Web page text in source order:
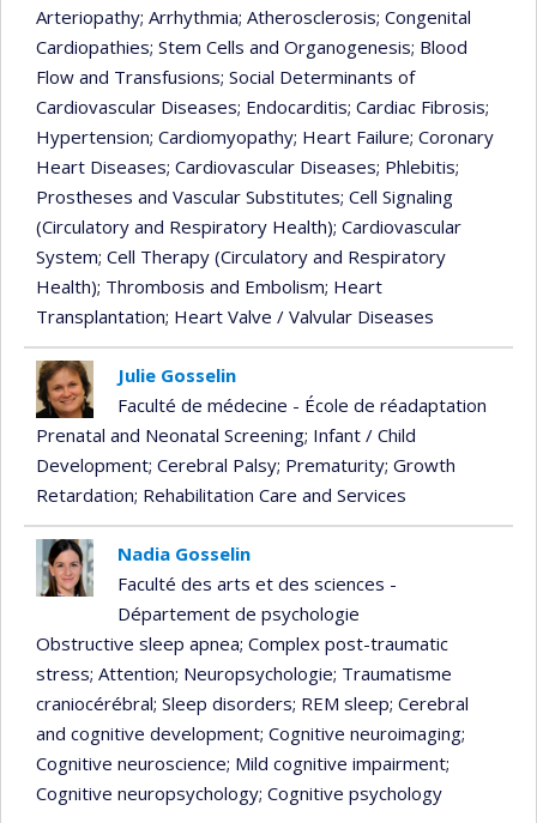
Arteriopathy; Arrhythmia; Atherosclerosis; Congenital
Cardiopathies; Stem Cells and Organogenesis; Blood
Flow and Transfusions; Social Determinants of
Cardiovascular Diseases; Endocarditis; Cardiac Fibrosis;
Hypertension; Cardiomyopathy; Heart Failure; Coronary
Heart Diseases; Cardiovascular Diseases; Phlebitis;
Prostheses and Vascular Substitutes; Cell Signaling
(Circulatory and Respiratory Health); Cardiovascular
System; Cell Therapy (Circulatory and Respiratory
Health); Thrombosis and Embolism; Heart
Transplantation; Heart Valve / Valvular Diseases
Julie Gosselin
Faculté de médecine - École de réadaptation
Prenatal and Neonatal Screening; Infant / Child
Development; Cerebral Palsy; Prematurity; Growth
Retardation; Rehabilitation Care and Services
Nadia Gosselin
Faculté des arts et des sciences -
Département de psychologie
Obstructive sleep apnea; Complex post-traumatic
stress; Attention; Neuropsychologie; Traumatisme
craniocérébral; Sleep disorders; REM sleep; Cerebral
and cognitive development; Cognitive neuroimaging;
Cognitive neuroscience; Mild cognitive impairment;
Cognitive neuropsychology; Cognitive psychology